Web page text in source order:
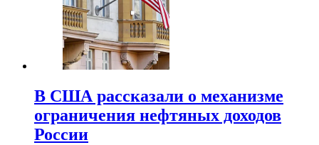
В США рассказали о механизме
ограничения нефтяных доходов
России